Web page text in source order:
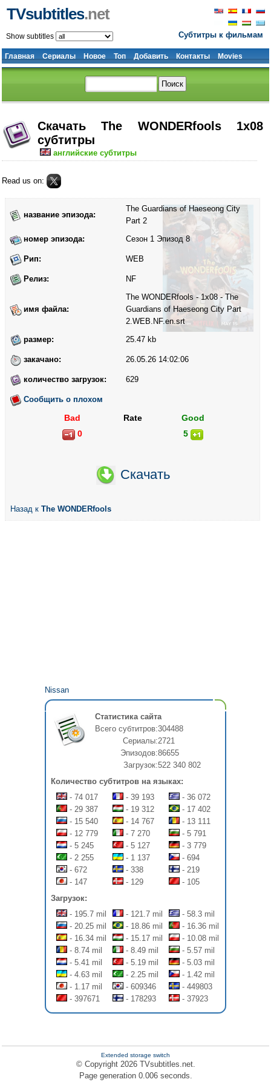
Субтитры к фильмам
TVsubtitles.net
Главная Сериалы Новое Топ Добавить Контакты Movies
Show subtitles
Скачать The WONDERfools 1x08
субтитры
английские субтитры
Read us on:
название эпизода:
The Guardians of Haeseong City
Part 2
номер эпизода:
Сезон 1 Эпизод 8
Рип: WEB
Релиз: NF
имя файла:
The WONDERfools - 1x08 - The
Guardians of Haeseong City Part
2.WEB.NF.en.srt
размер:
25.47 kb
закачано: 26.05.26 14:02:06
количество загрузок: 629
Сообщить о плохом
Bad Rate
Good
0
5
Скачать
Назад к The WONDERfools
Nissan
Статистика сайта
Всего субтитров:304488
Сериалы:2721
Эпизодов:86655
Загрузок:522 340 802
Количество субтитров на языках:
- 74 017
- 39 193
- 36 072
- 29 387
- 19 312
- 17 402
- 15 540
- 14 767
- 13 111
- 12 779
- 7 270
- 5 791
- 5 245
- 5 127
- 3 779
- 2 255
- 1 137
- 694
- 672
- 338
- 219
- 147
- 129
- 105
Загрузок:
- 195.7 mil
- 121.7 mil
- 58.3 mil
- 20.25 mil
- 18.86 mil
- 16.36 mil
- 16.34 mil
- 15.17 mil
- 10.08 mil
- 8.74 mil
- 8.49 mil
- 5.57 mil
- 5.41 mil
- 5.19 mil
- 5.03 mil
- 4.63 mil
- 2.25 mil
- 1.42 mil
- 1.17 mil
- 609346
- 449803
- 397671
- 178293 - 37923
Extended storage switch
© Copyright 2026 TVsubtitles.net.
Page generation 0.006 seconds.